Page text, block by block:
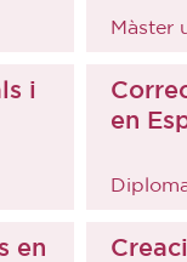
Màster
i
en
en